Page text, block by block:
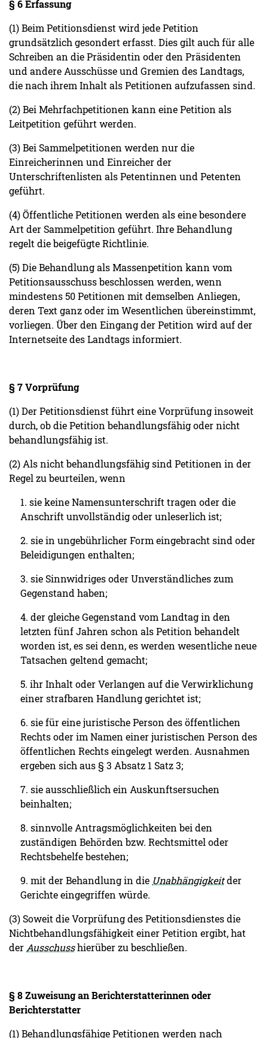
§ 6 Erfassung
(1) Beim Petitionsdienst wird jede Petition
grundsätzlich gesondert erfasst. Dies gilt auch für alle
Schreiben an die Präsidentin oder den Präsidenten
und andere Ausschüsse und Gremien des Landtags,
die nach ihrem Inhalt als Petitionen aufzufassen sind.
(2) Bei Mehrfachpetitionen kann eine Petition als
Leitpetition geführt werden.
(3) Bei Sammelpetitionen werden nur die
Einreicherinnen und Einreicher der
Unterschriftenlisten als Petentinnen und Petenten
geführt.
(4) Öffentliche Petitionen werden als eine besondere
Art der Sammelpetition geführt. Ihre Behandlung
regelt die beigefügte Richtlinie.
(5) Die Behandlung als Massenpetition kann vom
Petitionsausschuss beschlossen werden, wenn
mindestens 50 Petitionen mit demselben Anliegen,
deren Text ganz oder im Wesentlichen übereinstimmt,
vorliegen. Über den Eingang der Petition wird auf der
Internetseite des Landtags informiert.
§ 7 Vorprüfung
(1) Der Petitionsdienst führt eine Vorprüfung insoweit
durch, ob die Petition behandlungsfähig oder nicht
behandlungsfähig ist.
(2) Als nicht behandlungsfähig sind Petitionen in der
Regel zu beurteilen, wenn
1. sie keine Namensunterschrift tragen oder die
Anschrift unvollständig oder unleserlich ist;
2. sie in ungebührlicher Form eingebracht sind oder
Beleidigungen enthalten;
3. sie Sinnwidriges oder Unverständliches zum
Gegenstand haben;
4. der gleiche Gegenstand vom Landtag in den
letzten fünf Jahren schon als Petition behandelt
worden ist, es sei denn, es werden wesentliche neue
Tatsachen geltend gemacht;
5. ihr Inhalt oder Verlangen auf die Verwirklichung
einer strafbaren Handlung gerichtet ist;
6. sie für eine juristische Person des öffentlichen
Rechts oder im Namen einer juristischen Person des
öffentlichen Rechts eingelegt werden. Ausnahmen
ergeben sich aus § 3 Absatz 1 Satz 3;
7. sie ausschließlich ein Auskunftsersuchen
beinhalten;
8. sinnvolle Antragsmöglichkeiten bei den
zuständigen Behörden bzw. Rechtsmittel oder
Rechtsbehelfe bestehen;
9. mit der Behandlung in die Unabhängigkeitder
Gerichte eingegriffen würde.
(3) Soweit die Vorprüfung des Petitionsdienstes die
Nichtbehandlungsfähigkeit einer Petition ergibt, hat
der Ausschusshierüber zu beschließen.
§ 8 Zuweisung an Berichterstatterinnen oder
Berichterstatter
(1) Behandlungsfähige Petitionen werden nach